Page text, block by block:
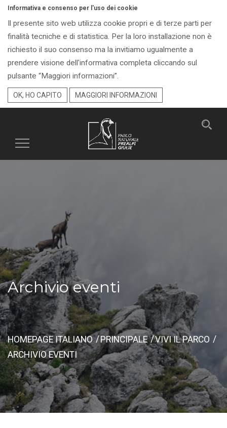
Informativa e consenso per l'uso dei cookie
Il presente sito web utilizza cookie propri e di terze parti per
finalità tecniche e di statistica. Per la loro installazione non è
richiesto il suo consenso ma la invitiamo ugualmente a
prendere visione dell'informativa completa cliccando sul
pulsante “Maggiori informazioni”.
OK, HO CAPITO MAGGIORI INFORMAZIONI
Toggle
Archivio eventi
HOMEPAGE ITALIANO PRINCIPALE
VIVI IL PARCO
ARCHIVIO EVENTI